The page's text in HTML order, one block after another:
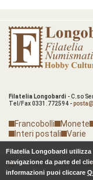
Filatelia Longobardi - C.so
Tel/Fax 0331.772594 -
Francobolli Monete
Interi postali
Varie
Condizioni di vendita
©
Filatelia Longobardi
navigazione da parte del
informazioni puoi cliccare